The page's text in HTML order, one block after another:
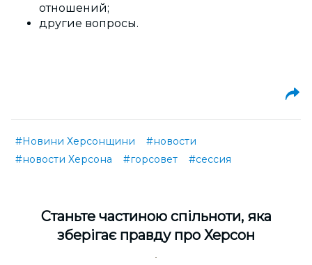
отношений;
другие вопросы.
#Новини Херсонщини
#новости
#новости Херсона
#горсовет #сессия
Cтаньте частиною спільноти, яка
зберігає правду про Херсон